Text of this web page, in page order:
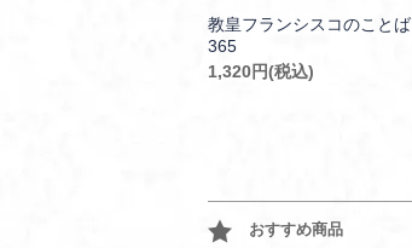
教皇フランシスコのことば
365
1,320円(税込)
おすすめ商品